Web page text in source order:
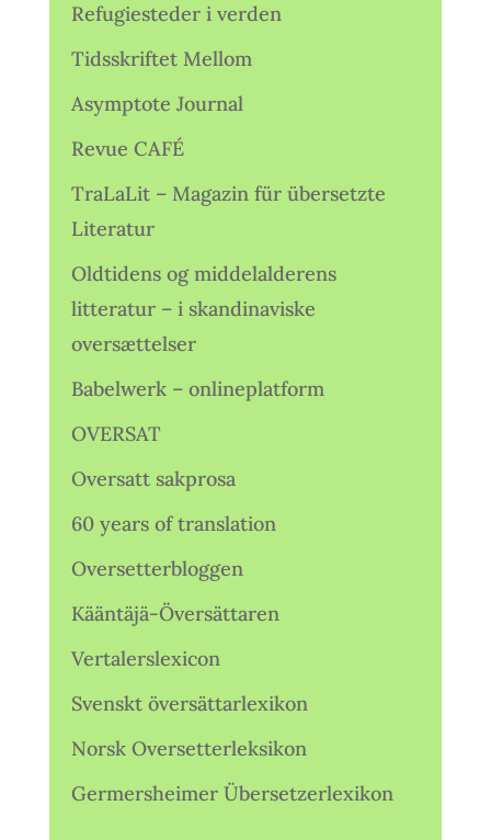
Refugiesteder i verden
Tidsskriftet Mellom
Asymptote Journal
Revue CAFÉ
TraLaLit – Magazin für übersetzte
Literatur
Oldtidens og middelalderens
litteratur – i skandinaviske
oversættelser
Babelwerk – onlineplatform
OVERSAT
Oversatt sakprosa
60 years of translation
Oversetterbloggen
Kääntäjä-Översättaren
Vertalerslexicon
Svenskt översättarlexikon
Norsk Oversetterleksikon
Germersheimer Übersetzerlexikon